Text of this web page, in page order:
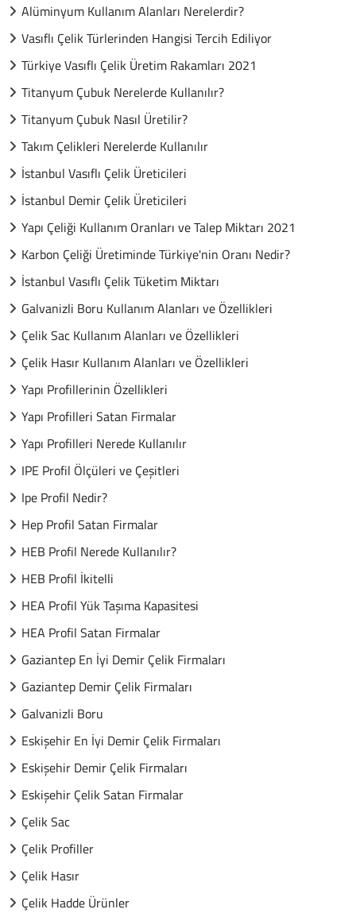
Alüminyum Kullanım Alanları Nerelerdir?
Vasıflı Çelik Türlerinden Hangisi Tercih Ediliyor
Türkiye Vasıflı Çelik Üretim Rakamları 2021
Titanyum Çubuk Nerelerde Kullanılır?
Titanyum Çubuk Nasıl Üretilir?
Takım Çelikleri Nerelerde Kullanılır
İstanbul Vasıflı Çelik Üreticileri
İstanbul Demir Çelik Üreticileri
Yapı Çeliği Kullanım Oranları ve Talep Miktarı 2021
Karbon Çeliği Üretiminde Türkiye'nin Oranı Nedir?
İstanbul Vasıflı Çelik Tüketim Miktarı
Galvanizli Boru Kullanım Alanları ve Özellikleri
Çelik Sac Kullanım Alanları ve Özellikleri
Çelik Hasır Kullanım Alanları ve Özellikleri
Yapı Profillerinin Özellikleri
Yapı Profilleri Satan Firmalar
Yapı Profilleri Nerede Kullanılır
IPE Profil Ölçüleri ve Çeşitleri
Ipe Profil Nedir?
Hep Profil Satan Firmalar
HEB Profil Nerede Kullanılır?
HEB Profil İkitelli
HEA Profil Yük Taşıma Kapasitesi
HEA Profil Satan Firmalar
Gaziantep En İyi Demir Çelik Firmaları
Gaziantep Demir Çelik Firmaları
Galvanizli Boru
Eskişehir En İyi Demir Çelik Firmaları
Eskişehir Demir Çelik Firmaları
Eskişehir Çelik Satan Firmalar
Çelik Sac
Çelik Profiller
Çelik Hasır
Çelik Hadde Ürünler